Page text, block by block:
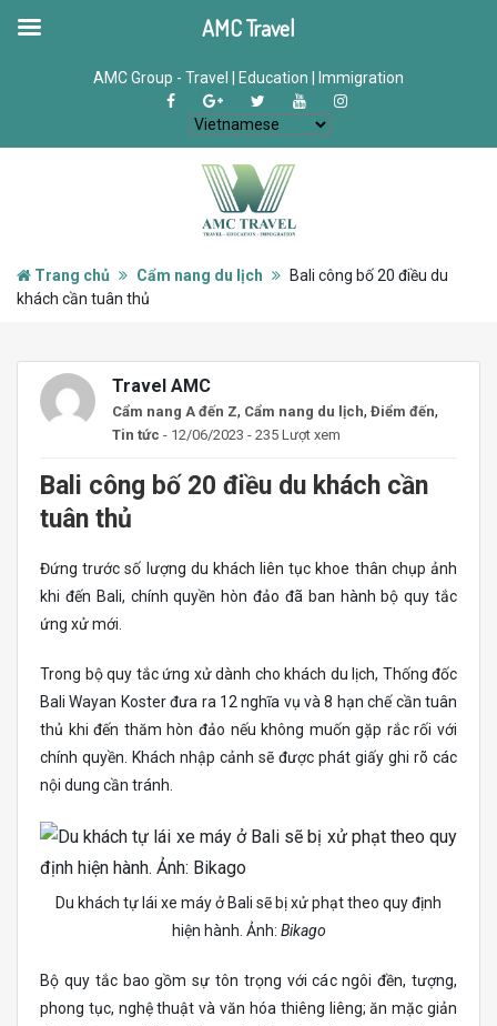
AMC Group - Travel | Education | Immigration
Trang chủ Cẩm nang du lịch
Bali công bố 20 điều du
khách cần tuân thủ
Travel AMC
Cẩm nang A đến Z, Cẩm nang du lịch, Điểm đến,
Tin tức - 12/06/2023 - 235 Lượt xem
Bali công bố 20 điều du khách cần
tuân thủ
Đứng trước số lượng du khách liên tục khoe thân chụp ảnh
khi đến Bali, chính quyền hòn đảo đã ban hành bộ quy tắc
ứng xử mới.
Trong bộ quy tắc ứng xử dành cho khách du lịch, Thống đốc
Bali Wayan Koster đưa ra 12 nghĩa vụ và 8 hạn chế cần tuân
thủ khi đến thăm hòn đảo nếu không muốn gặp rắc rối với
chính quyền. Khách nhập cảnh sẽ được phát giấy ghi rõ các
nội dung cần tránh.
Du khách tự lái xe máy ở Bali sẽ bị xử phạt theo quy định
hiện hành. Ảnh: Bikago
Bộ quy tắc bao gồm sự tôn trọng với các ngôi đền, tượng,
phong tục, nghệ thuật và văn hóa thiêng liêng; ăn mặc giản
AMC Travel